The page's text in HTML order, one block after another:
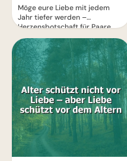
Möge eure Liebe mit jedem
Jahr tiefer werden –
Herzensbotschaft für Paare